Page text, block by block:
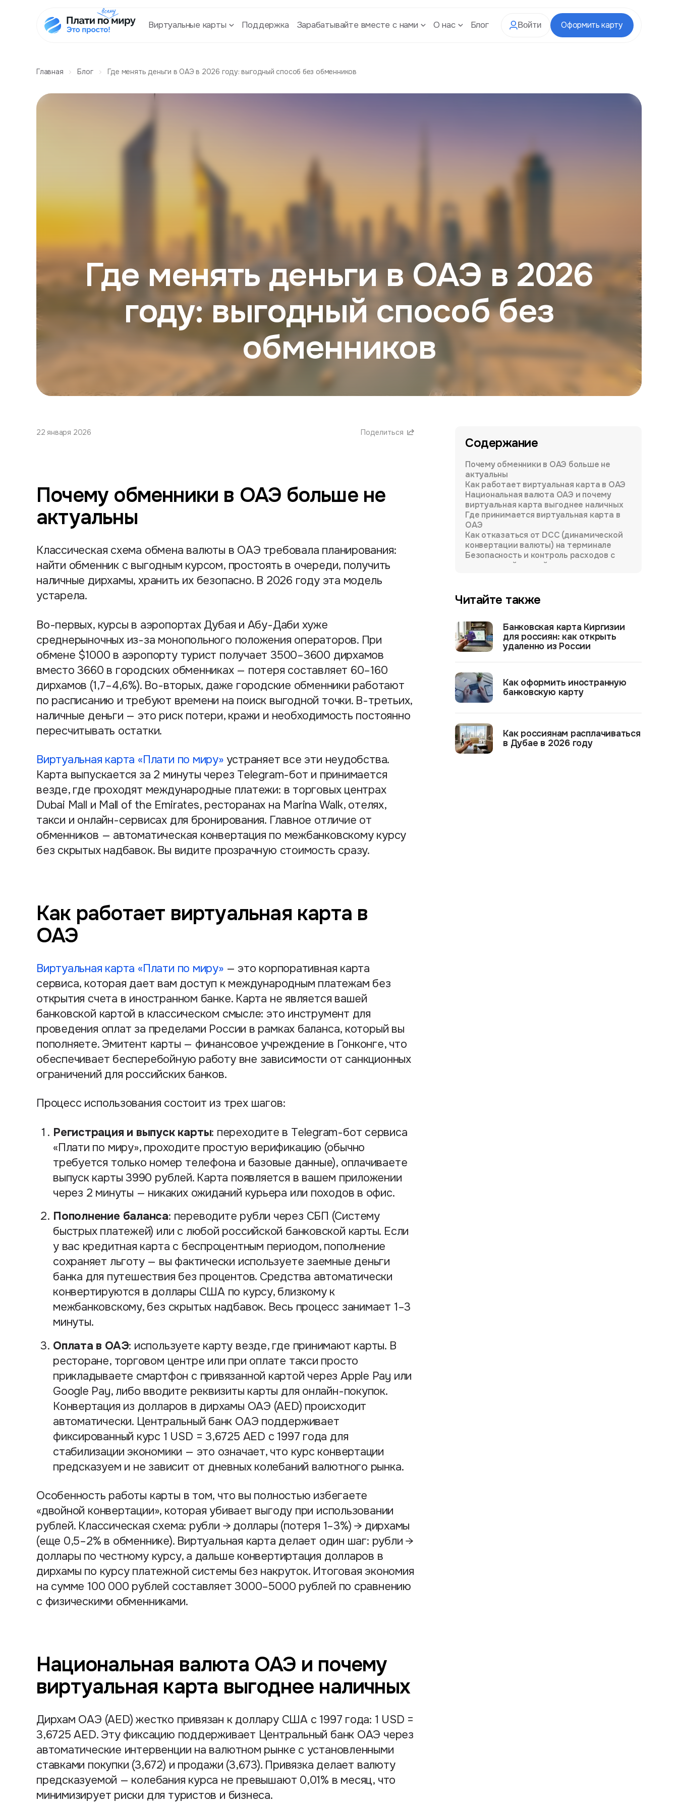
Виртуальные карты Поддержка Зарабатывайте вместе с нами О нас Блог Войти Оформить карту
Главная Блог Где менять деньги в ОАЭ в 2026 году: выгодный способ без обменников
Где менять деньги в ОАЭ в 2026
году: выгодный способ без
обменников
22 января 2026 Поделиться
Почему обменники в ОАЭ больше не
актуальны
Классическая схема обмена валюты в ОАЭ требовала планирования:
найти обменник с выгодным курсом, простоять в очереди, получить
наличные дирхамы, хранить их безопасно. В 2026 году эта модель
устарела.
Во-первых, курсы в аэропортах Дубая и Абу-Даби хуже
среднерыночных из-за монопольного положения операторов. При
обмене $1000 в аэропорту турист получает 3500–3600 дирхамов
вместо 3660 в городских обменниках — потеря составляет 60–160
дирхамов (1,7–4,6%). Во-вторых, даже городские обменники работают
по расписанию и требуют времени на поиск выгодной точки. В-третьих,
наличные деньги — это риск потери, кражи и необходимость постоянно
пересчитывать остатки.
Виртуальная карта «Плати по миру»устраняет все эти неудобства.
Карта выпускается за 2 минуты через Telegram-бот и принимается
везде, где проходят международные платежи: в торговых центрах
Dubai Mall и Mall of the Emirates, ресторанах на Marina Walk, отелях,
такси и онлайн-сервисах для бронирования. Главное отличие от
обменников — автоматическая конвертация по межбанковскому курсу
без скрытых надбавок. Вы видите прозрачную стоимость сразу.
Как работает виртуальная карта в
ОАЭ
Виртуальная карта «Плати по миру»— это корпоративная карта
сервиса, которая дает вам доступ к международным платежам без
открытия счета в иностранном банке. Карта не является вашей
банковской картой в классическом смысле: это инструмент для
проведения оплат за пределами России в рамках баланса, который вы
пополняете. Эмитент карты — финансовое учреждение в Гонконге, что
обеспечивает бесперебойную работу вне зависимости от санкционных
ограничений для российских банков.
Процесс использования состоит из трех шагов:
Регистрация и выпуск карты: переходите в Telegram-бот сервиса
«Плати по миру», проходите простую верификацию (обычно
требуется только номер телефона и базовые данные), оплачиваете
выпуск карты 3990 рублей. Карта появляется в вашем приложении
через 2 минуты — никаких ожиданий курьера или походов в офис.
Пополнение баланса: переводите рубли через СБП (Систему
быстрых платежей) или с любой российской банковской карты. Если
у вас кредитная карта с беспроцентным периодом, пополнение
сохраняет льготу — вы фактически используете заемные деньги
банка для путешествия без процентов. Средства автоматически
конвертируются в доллары США по курсу, близкому к
межбанковскому, без скрытых надбавок. Весь процесс занимает 1–3
минуты.
Оплата в ОАЭ: используете карту везде, где принимают карты. В
ресторане, торговом центре или при оплате такси просто
прикладываете смартфон с привязанной картой через Apple Pay или
Google Pay, либо вводите реквизиты карты для онлайн-покупок.
Конвертация из долларов в дирхамы ОАЭ (AED) происходит
автоматически. Центральный банк ОАЭ поддерживает
фиксированный курс 1 USD = 3,6725 AED с 1997 года для
стабилизации экономики — это означает, что курс конвертации
предсказуем и не зависит от дневных колебаний валютного рынка.
Особенность работы карты в том, что вы полностью избегаете
«двойной конвертации», которая убивает выгоду при использовании
рублей. Классическая схема: рубли → доллары (потеря 1–3%) → дирхамы
(еще 0,5–2% в обменнике). Виртуальная карта делает один шаг: рубли →
доллары по честному курсу, а дальше конвертиртация долларов в
дирхамы по курсу платежной системы без накруток. Итоговая экономия
на сумме 100 000 рублей составляет 3000–5000 рублей по сравнению
с физическими обменниками.
Национальная валюта ОАЭ и почему
виртуальная карта выгоднее наличных
Дирхам ОАЭ (AED) жестко привязан к доллару США с 1997 года: 1 USD =
3,6725 AED. Эту фиксацию поддерживает Центральный банк ОАЭ через
автоматические интервенции на валютном рынке с установленными
ставками покупки (3,672) и продажи (3,673). Привязка делает валюту
предсказуемой — колебания курса не превышают 0,01% в месяц, что
минимизирует риски для туристов и бизнеса.
Содержание
Почему обменники в ОАЭ больше не
актуальны
Как работает виртуальная карта в ОАЭ
Национальная валюта ОАЭ и почему
виртуальная карта выгоднее наличных
Где принимается виртуальная карта в
ОАЭ
Как отказаться от DCC (динамической
конвертации валюты) на терминале
Безопасность и контроль расходов с
виртуальной картой
Читайте также
Банковская карта Киргизии
для россиян: как открыть
удаленно из России
Как оформить иностранную
банковскую карту
Как россиянам расплачиваться
в Дубае в 2026 году